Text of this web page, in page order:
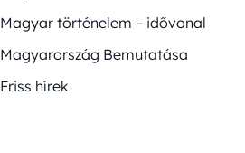
Magyar történelem – idővonal
Magyarország Bemutatása
Friss hírek